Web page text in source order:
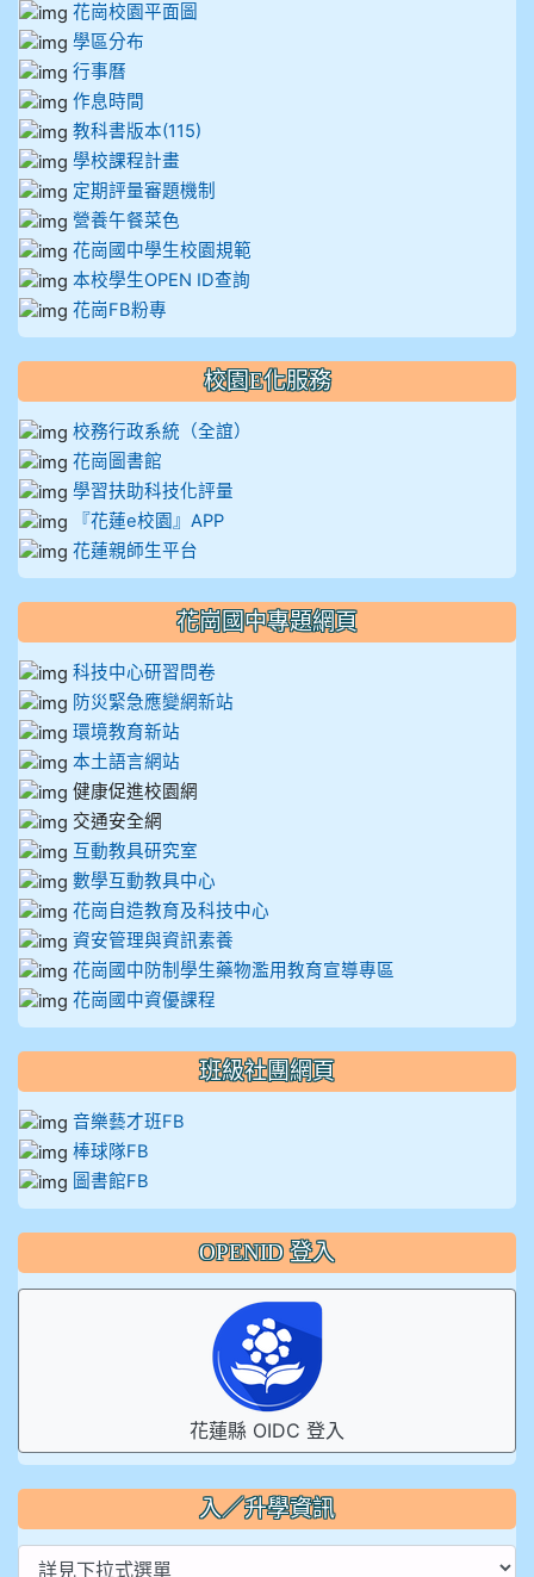
花崗校園平面圖
學區分布
行事曆
作息時間
教科書版本(115)
學校課程計畫
定期評量審題機制
營養午餐菜色
花崗國中學生校園規範
本校學生OPEN ID查詢
花崗FB粉專
校園E化服務
校務行政系統（全誼）
花崗圖書館
學習扶助科技化評量
『花蓮e校園』APP
花蓮親師生平台
花崗國中專題網頁
科技中心研習問卷
防災緊急應變網新站
環境教育新站
本土語言網站
健康促進校園網
交通安全網
互動教具研究室
數學互動教具中心
花崗自造教育及科技中心
資安管理與資訊素養
花崗國中防制學生藥物濫用教育宣導專區
花崗國中資優課程
班級社團網頁
音樂藝才班FB
棒球隊FB
圖書館FB
OPENID 登入
花蓮縣 OIDC 登入
入／升學資訊